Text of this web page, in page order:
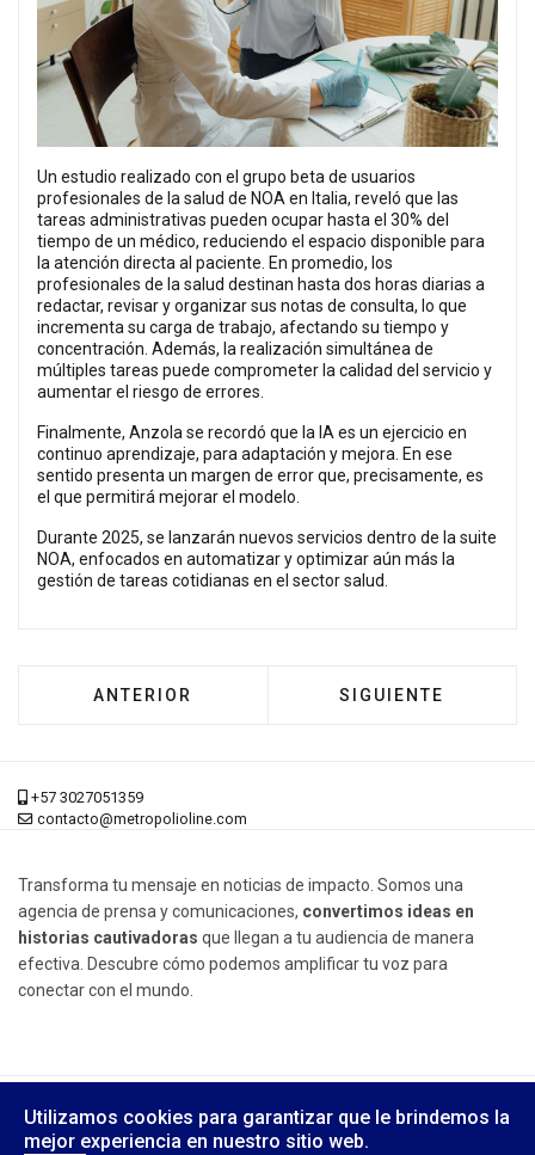
Un estudio realizado con el grupo beta de usuarios
profesionales de la salud de NOA en Italia, reveló que las
tareas administrativas pueden ocupar hasta el 30% del
tiempo de un médico, reduciendo el espacio disponible para
la atención directa al paciente. En promedio, los
profesionales de la salud destinan hasta dos horas diarias a
redactar, revisar y organizar sus notas de consulta, lo que
incrementa su carga de trabajo, afectando su tiempo y
concentración. Además, la realización simultánea de
múltiples tareas puede comprometer la calidad del servicio y
aumentar el riesgo de errores.
Finalmente, Anzola se recordó que la IA es un ejercicio en
continuo aprendizaje, para adaptación y mejora. En ese
sentido presenta un margen de error que, precisamente, es
el que permitirá mejorar el modelo.
Durante 2025, se lanzarán nuevos servicios dentro de la suite
NOA, enfocados en automatizar y optimizar aún más la
gestión de tareas cotidianas en el sector salud.
ARTÍCULO ANTERIOR: CURSOS GRATUITOS
ANTERIOR ARTÍCULO
SIGUIENTE
+57 3027051359
contacto@metropolioline.com
Transforma tu mensaje en noticias de impacto. Somos una
agencia de prensa y comunicaciones, convertimos ideas en
historias cautivadoras que llegan a tu audiencia de manera
efectiva. Descubre cómo podemos amplificar tu voz para
conectar con el mundo.
© 2026 Metrópoli Online, Derechos Reservados.
Diseño Web:
Yusi Computers
Utilizamos cookies para garantizar que le brindemos la
mejor experiencia en nuestro sitio web.